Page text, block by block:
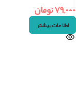
۷۹,۰۰۰تومان
اطلاعات بیشتر